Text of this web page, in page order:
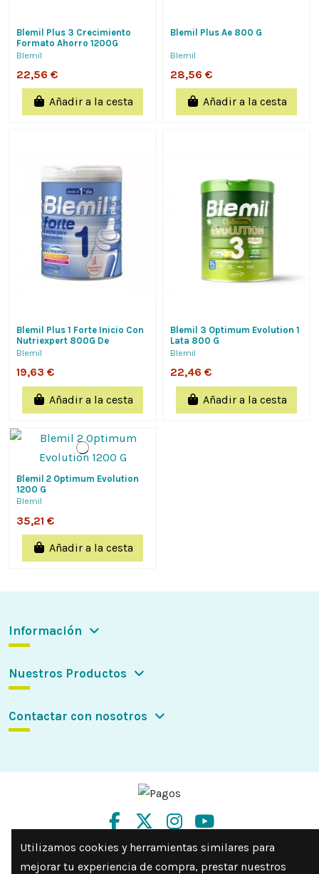
Blemil Plus 3 Crecimiento
Formato Ahorro 1200G
Blemil
22,56 €
Añadir a la cesta
Blemil Plus Ae 800 G
Blemil
28,56 €
Añadir a la cesta
Blemil Plus 1 Forte Inicio Con
Nutriexpert 800G De
Laboratorios Ordesa S.a.
Blemil
19,63 €
Añadir a la cesta
Blemil 3 Optimum Evolution 1
Lata 800 G
Blemil
22,46 €
Añadir a la cesta
Blemil 2 Optimum Evolution
1200 G
Blemil
35,21 €
Añadir a la cesta
Información
Nuestros Productos
Contactar con nosotros
Utilizamos cookies y herramientas similares para
mejorar tu experiencia de compra, prestar nuestros